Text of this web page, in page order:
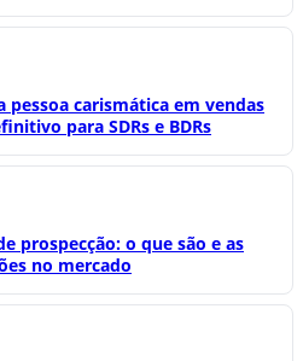
pessoa carismática em vendas
para SDRs e BDRs
prospecção: o que são e as
no mercado